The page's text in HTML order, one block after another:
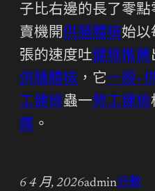
子比右邊的長了零
賣機開供膳體檢始以
張的速度吐健檢推薦
供膳體檢 ，它一般+
工健檢蟲一勞工健檢
薦 。
6 4 月, 2026admin分數